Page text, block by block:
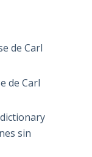
de Carl
de Carl
sin